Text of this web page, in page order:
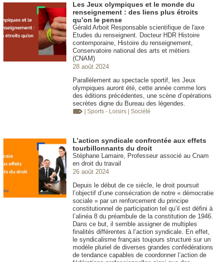
Les Jeux olympiques et le monde du
renseignement : des liens plus étroits
qu’on le pense
Gérald Arboit Responsable scientifique de l'axe
Etudes du renseignent. Docteur HDR Histoire
contemporaine, Histoire du renseignement,
Conservatoire national des arts et métiers
(CNAM)
28 août 2024
Parallèlement au spectacle sportif, les Jeux
olympiques auront été, cette année comme lors
des éditions précédentes, une scène d’opérations
secrètes digne du Bureau des légendes.
| Sports - Loisirs | Société
L’action syndicale confrontée aux effets
tourbillonnants du droit
Stéphane Lamaire, Professeur associé au Cnam
en droit du travail
26 août 2024
Depuis le début de ce siècle, le droit poursuit
l’objectif d’une consécration de notre « démocratie
sociale » par un renforcement du principe
constitutionnel de participation tel qu’il est défini à
l’alinéa 8 du préambule de la constitution de 1946.
Dans ce but, il semble assigner de multiples
finalités différentes à l’action syndicale. En effet,
le syndicalisme français toujours structuré sur un
modèle pluriel de diverses grandes confédérations
de tendance capables de coordonner l’action de